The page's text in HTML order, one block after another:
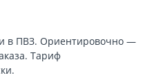
в ПВЗ. Ориентировочно —
Тариф